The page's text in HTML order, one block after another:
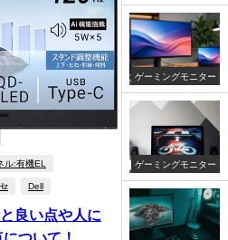
ル:有機EL
Dell
良い点や人に
ついて！
ゲーミングモニター
ゲーミングモニター